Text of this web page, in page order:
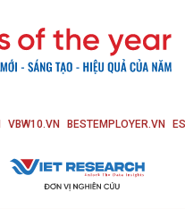
VBW10.VN BESTEMPLOYER.VN